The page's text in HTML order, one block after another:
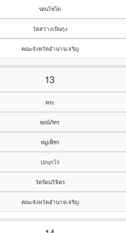
รตนโชโต
วัดสว่างเนินกุง
คณะจังหวัดอำนาจเจริญ
13
พระ
พงษ์ภัทร
หมู่เพ็ชร
ปภงฺกโร
วัดรัตนวิจิตร
คณะจังหวัดอำนาจเจริญ